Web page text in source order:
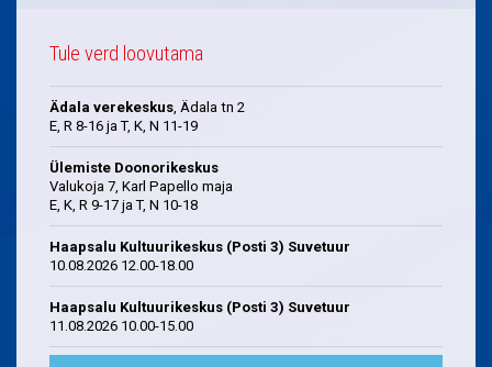
Tule verd loovutama
Ädala verekeskus, Ädala tn 2
E, R 8-16 ja T, K, N 11-19
Ülemiste Doonorikeskus
Valukoja 7, Karl Papello maja
E, K, R 9-17 ja T, N 10-18
Haapsalu Kultuurikeskus (Posti 3) Suvetuur
10.08.2026 12.00-18.00
Haapsalu Kultuurikeskus (Posti 3) Suvetuur
11.08.2026 10.00-15.00